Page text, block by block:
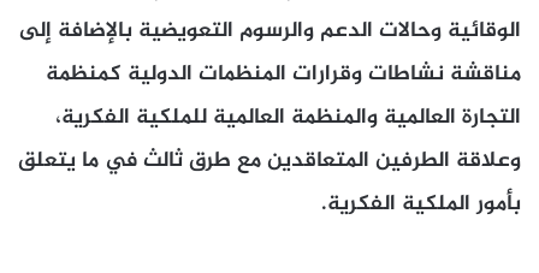
الوقائية وحالات الدعم والرسوم التعويضية بالإضافة إلى
مناقشة نشاطات وقرارات المنظمات الدولية كمنظمة
التجارة العالمية والمنظمة العالمية للملكية الفكرية،
وعلاقة الطرفين المتعاقدين مع طرق ثالث في ما يتعلق
بأمور الملكية الفكرية.